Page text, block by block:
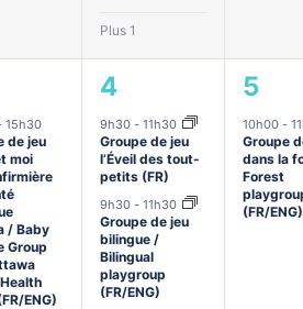
Plus 1
15h30
de jeu
moi
/ Baby
Group
ENG)
5
évènements,
4
9h30 - 11h30
Groupe de jeu
l’Éveil des tout-
petits (FR)
9h30 - 11h30
Groupe de jeu
bilingue /
Bilingual
playgroup
(FR/ENG)
1
5
10h00 -
Groupe
dans la
Forest
(FR/ENG)